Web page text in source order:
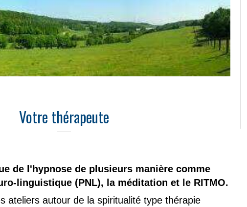
Votre thérapeute
de l'hypnose de plusieurs manière comme
linguistique (PNL), la méditation et le RITMO.
ateliers autour de la spiritualité type thérapie